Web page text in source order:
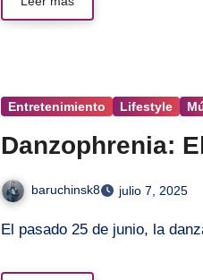
Entretenimiento Lifestyle
Danzophrenia:
baruchinsk8 julio 7, 2025
El pasado 25 de junio, la